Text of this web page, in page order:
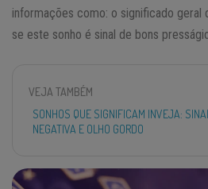
informações como: o significado geral
se este sonho é sinal de bons
VEJA TAMBÉM
SONHOS QUE SIGNIFICAM INVEJA:
NEGATIVA E OLHO GORDO